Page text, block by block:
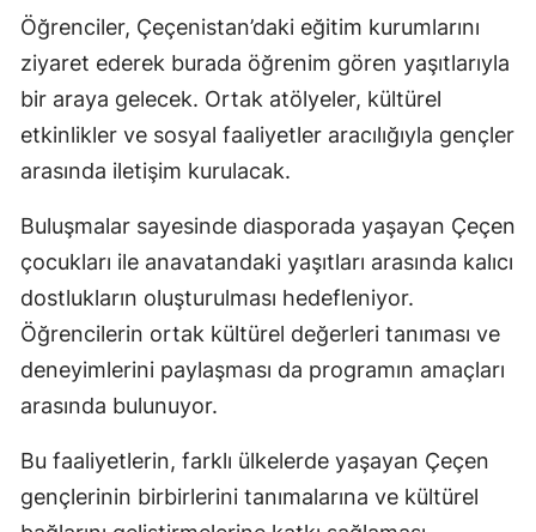
Öğrenciler, Çeçenistan’daki eğitim kurumlarını
ziyaret ederek burada öğrenim gören yaşıtlarıyla
bir araya gelecek. Ortak atölyeler, kültürel
etkinlikler ve sosyal faaliyetler aracılığıyla gençler
arasında iletişim kurulacak.
Buluşmalar sayesinde diasporada yaşayan Çeçen
çocukları ile anavatandaki yaşıtları arasında kalıcı
dostlukların oluşturulması hedefleniyor.
Öğrencilerin ortak kültürel değerleri tanıması ve
deneyimlerini paylaşması da programın amaçları
arasında bulunuyor.
Bu faaliyetlerin, farklı ülkelerde yaşayan Çeçen
gençlerinin birbirlerini tanımalarına ve kültürel